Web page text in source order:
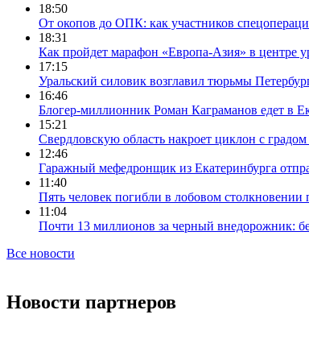
18:50
От окопов до ОПК: как участников
18:31
Как пройдет марафон «Европа-Азия» в центре
17:15
Уральский силовик возглавил тюрьмы
16:46
Блогер-миллионник Роман Каграманов едет в
15:21
Свердловскую область накроет циклон с
12:46
Гаражный мефедронщик из Екатеринбурга
11:40
Пять человек погибли в лобовом столкновении
11:04
Почти 13 миллионов за черный внедорожник:
Все новости
Новости партнеров